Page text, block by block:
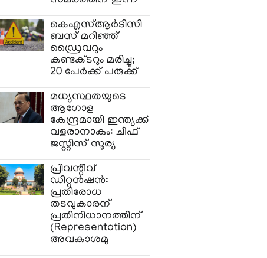
കെഎസ്ആർടിസി
ബസ് മറിഞ്ഞ്
ഡ്രൈവറും
കണ്ടക്ടറും മരിച്ചു;
20 പേർക്ക് പരുക്ക്
മധ്യസ്ഥതയുടെ
ആഗോള
കേന്ദ്രമായി ഇന്ത്യക്ക്
വളരാനാകും: ചീഫ്
ജസ്റ്റിസ് സൂര്യ
പ്രിവന്റീവ്
ഡിറ്റൻഷൻ:
പ്രതിരോധ
തടവുകാരന്
പ്രതിനിധാനത്തിന്
(Representation)
അവകാശമു